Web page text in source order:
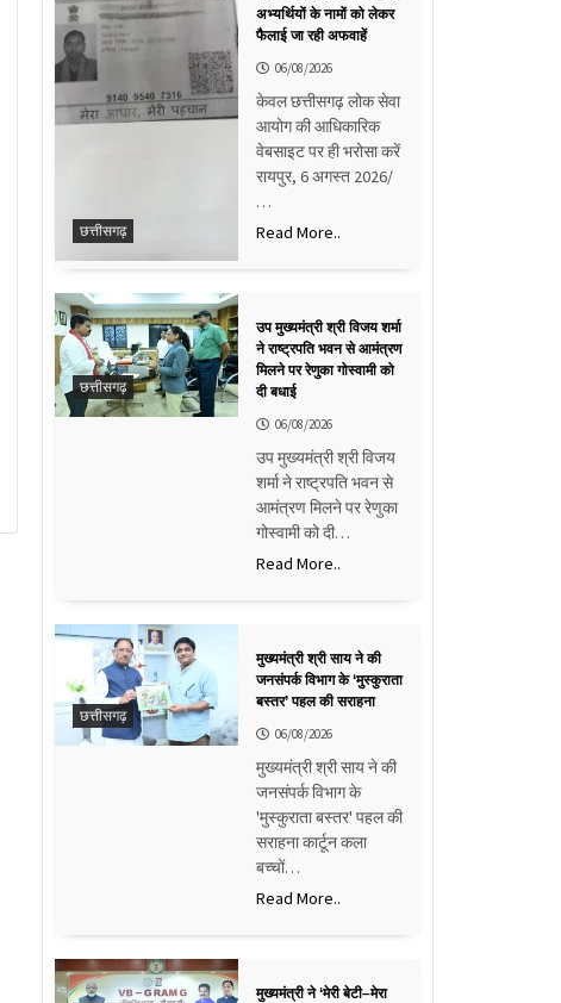
छत्तीसगढ़
अभ्यर्थियों के नामों को लेकर
फैलाई जा रही अफवाहें
06/08/2026
केवल छत्तीसगढ़ लोक सेवा
आयोग की आधिकारिक
वेबसाइट पर ही भरोसा करें
रायपुर, 6 अगस्त 2026/
…
Read More..
छत्तीसगढ़
उप मुख्यमंत्री श्री विजय शर्मा
ने राष्ट्रपति भवन से आमंत्रण
मिलने पर रेणुका गोस्वामी को
दी बधाई
06/08/2026
उप मुख्यमंत्री श्री विजय
शर्मा ने राष्ट्रपति भवन से
आमंत्रण मिलने पर रेणुका
गोस्वामी को दी…
Read More..
छत्तीसगढ़
मुख्यमंत्री श्री साय ने की
जनसंपर्क विभाग के ‘मुस्कुराता
बस्तर’ पहल की सराहना
06/08/2026
मुख्यमंत्री श्री साय ने की
जनसंपर्क विभाग के
'मुस्कुराता बस्तर' पहल की
सराहना कार्टून कला
बच्चों…
Read More..
मुख्यमंत्री ने ‘मेरी बेटी–मेरा